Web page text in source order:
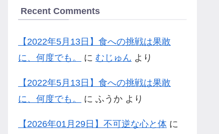
Recent Comments
【2022年5月13日】食への挑戦は果敢
に、何度でも。
に むじゅん より
【2022年5月13日】食への挑戦は果敢
に、何度でも。
に ふうか より
【2026年01月29日】不可逆な心と体 に